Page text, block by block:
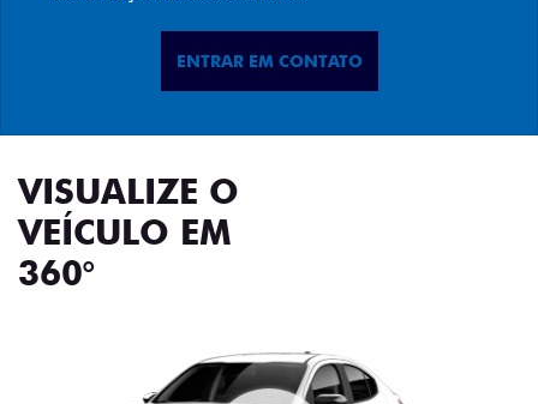
ENTRAR EM CONTATO
VISUALIZE O
VEÍCULO EM
360°